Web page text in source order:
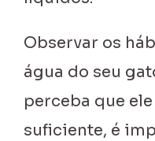
Observar os
água do seu
perceba que
suficiente, é